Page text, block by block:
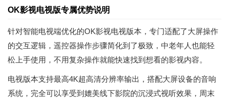
OK影视电视版专属优势说明
针对智能电视端优化的OK影视电视版本，专门适配了大屏操作
的交互逻辑，遥控器操作步骤简化到了极致，中老年人也能轻
松上手使用，不用复杂操作就能快速找到想看的影视内容。
电视版本支持最高4K超高清分辨率输出，搭配大屏设备的音响
系统，完全可以享受到媲美线下影院的沉浸式视听效果，周末